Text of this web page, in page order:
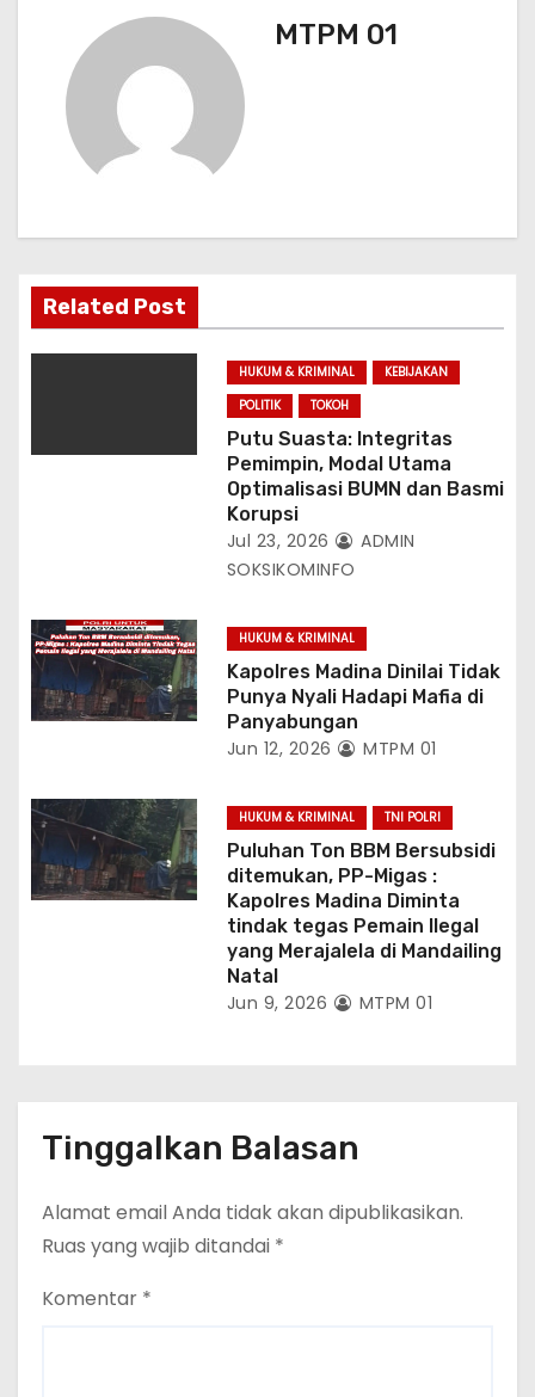
MTPM 01
Related Post
HUKUM & KRIMINAL
KEBIJAKAN
POLITIK
TOKOH
Putu Suasta: Integritas
Pemimpin, Modal Utama
Optimalisasi BUMN dan Basmi
Korupsi
Jul 23, 2026
ADMIN
SOKSIKOMINFO
HUKUM & KRIMINAL
Kapolres Madina Dinilai Tidak
Punya Nyali Hadapi Mafia di
Panyabungan
Jun 12, 2026 MTPM 01
HUKUM & KRIMINAL TNI POLRI
Puluhan Ton BBM Bersubsidi
ditemukan, PP-Migas :
Kapolres Madina Diminta
tindak tegas Pemain Ilegal
yang Merajalela di Mandailing
Natal
Jun 9, 2026 MTPM 01
Tinggalkan Balasan
Alamat email Anda tidak akan dipublikasikan.
Ruas yang wajib ditandai *
Komentar *